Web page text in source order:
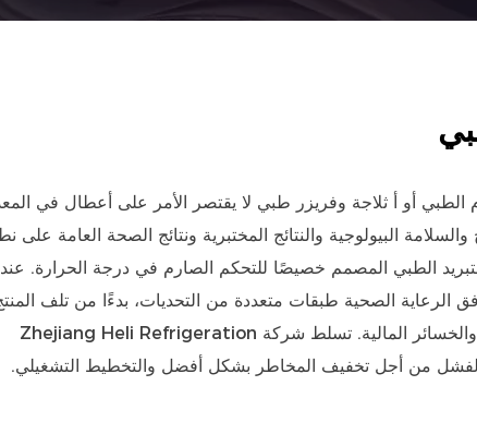
الطبي أو أ ثلاجة وفريزر طبي لا يقتصر الأمر على أعطال في
البيولوجية والنتائج المختبرية ونتائج الصحة العامة على
الطبي المصمم خصيصًا للتحكم الصارم في درجة الحرارة.
الصحية طبقات متعددة من التحديات، بدءًا من تلف
ومخاطر سلامة المرضى إلى مشكلات الامتثال التنظيمي والخسائر المالية. تسلط شركة Zhejiang Heli Refrigeration